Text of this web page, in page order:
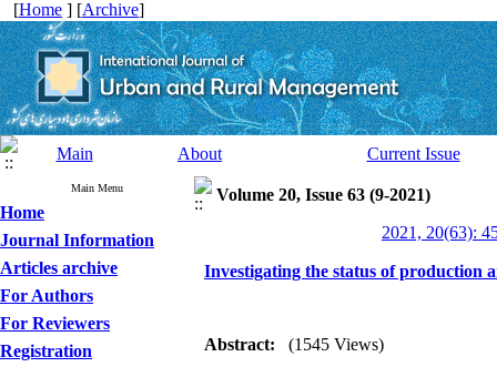
[Home ] [Archive]
Main About Current Issue
Main Menu
Home
Journal Information
Articles archive
For Authors
For Reviewers
Registration
Volume 20, Issue 63 (9-2021)
2021, 20(63):
Investigating the status of production
Abstract: (1545 Views)